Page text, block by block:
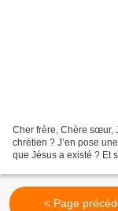
Cher frère, Chère sœur,
chrétien ? J’en pose
que Jésus a existé ? Et
< Page